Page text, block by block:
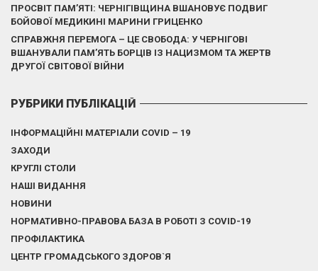
ПРОСВІТ ПАМ’ЯТІ: ЧЕРНІГІВЩИНА ВШАНОВУЄ ПОДВИГ
БОЙОВОЇ МЕДИКИНІ МАРИНИ ГРИЦЕНКО
СПРАВЖНЯ ПЕРЕМОГА – ЦЕ СВОБОДА: У ЧЕРНІГОВІ
ВШАНУВАЛИ ПАМ’ЯТЬ БОРЦІВ ІЗ НАЦИЗМОМ ТА ЖЕРТВ
ДРУГОЇ СВІТОВОЇ ВІЙНИ
РУБРИКИ ПУБЛІКАЦІЙ
ІНФОРМАЦІЙНІ МАТЕРІАЛИ COVID – 19
ЗАХОДИ
КРУГЛІ СТОЛИ
НАШІ ВИДАННЯ
НОВИНИ
НОРМАТИВНО-ПРАВОВА БАЗА В РОБОТІ З COVID-19
ПРОФІЛАКТИКА
ЦЕНТР ГРОМАДСЬКОГО ЗДОРОВ`Я